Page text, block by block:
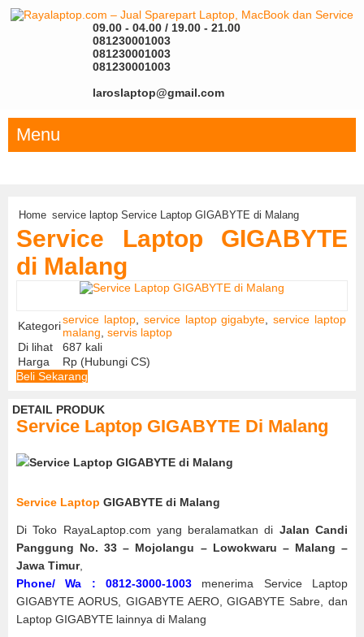
09.00 - 04.00 / 19.00 - 21.00
081230001003
081230001003
081230001003
laroslaptop@gmail.com
Menu
Home service laptop Service Laptop GIGABYTE di Malang
Service Laptop GIGABYTE
di Malang
Kategoriservice laptop, service laptop gigabyte ,service laptop
malang servis laptop
Di lihat
687 kali
Harga
Rp (Hubungi CS)
Beli Sekarang
DETAIL PRODUK
Service Laptop GIGABYTE Di Malang
Service Laptop GIGABYTE di Malang
Di Toko RayaLaptop.com yang beralamatkan di Jalan Candi
Panggung No. 33 – Mojolangu – Lowokwaru – Malang –
Jawa Timur,
Phone/ Wa : 0812-3000-1003 menerima Service Laptop
GIGABYTE AORUS, GIGABYTE AERO, GIGABYTE Sabre, dan
Laptop GIGABYTE lainnya di Malang